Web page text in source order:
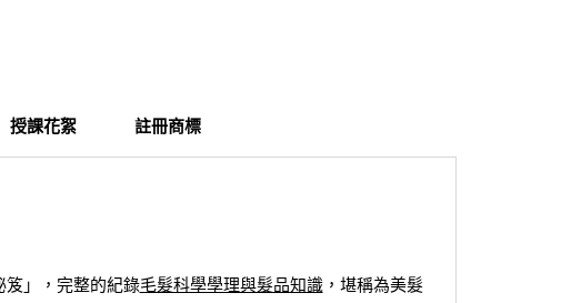
授課花絮 註冊商標
」，完整的紀錄毛髮科學學理與髮品知識，堪稱為美髮